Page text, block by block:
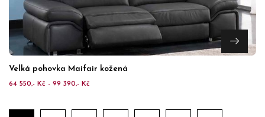
Velká pohovka Maifair kožená
64 550,- Kč - 99 390,- Kč